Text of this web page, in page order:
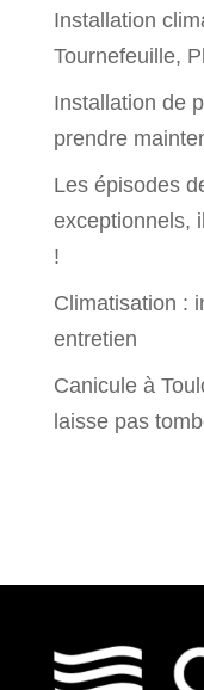
Installation
Tournefeuille,
Installation de
prendre
Les épisodes
exceptionnels,
!
Climatisation :
entretien
Canicule à
laisse pas